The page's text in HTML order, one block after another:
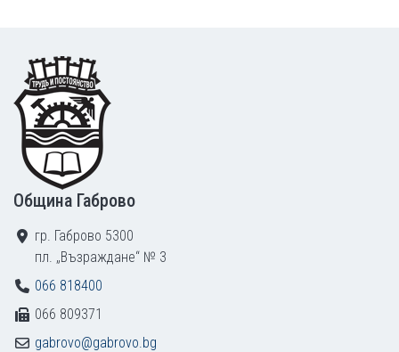
Footer
Община Габрово
гр. Габрово 5300
пл. „Възраждане“ № 3
066 818400
066 809371
gabrovo@gabrovo.bg